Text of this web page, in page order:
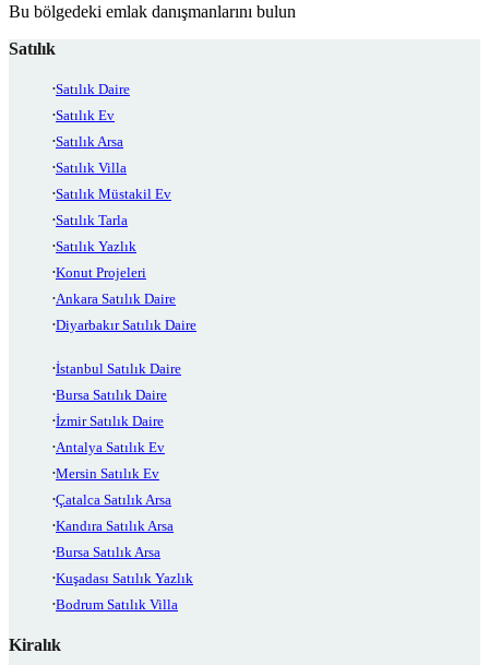
Bu bölgedeki emlak danışmanlarını bulun
Satılık
Satılık Daire
Satılık Ev
Satılık Arsa
Satılık Villa
Satılık Müstakil Ev
Satılık Tarla
Satılık Yazlık
Konut Projeleri
Ankara Satılık Daire
Diyarbakır Satılık Daire
İstanbul Satılık Daire
Bursa Satılık Daire
İzmir Satılık Daire
Antalya Satılık Ev
Mersin Satılık Ev
Çatalca Satılık Arsa
Kandıra Satılık Arsa
Bursa Satılık Arsa
Kuşadası Satılık Yazlık
Bodrum Satılık Villa
Kiralık